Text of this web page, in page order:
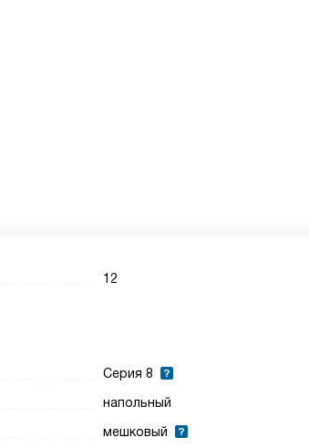
12
Cерия 8
напольный
мешковый